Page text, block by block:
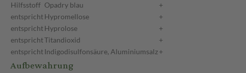
Hilfsstoff Opadry blau
+
entsprichtHypromellose
+
entsprichtHyprolose
+
entsprichtTitandioxid
+
entsprichtIndigodisulfonsäure, Aluminiumsalz+
Aufbewahrung